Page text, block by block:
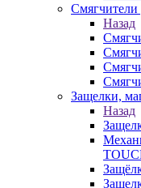
Смягчители
Назад
Защелки,
Назад